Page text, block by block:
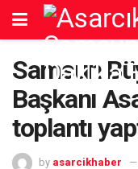
Samsun
Başkanı
toplantı
by asarcikhaber